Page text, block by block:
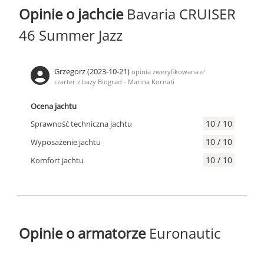
Opinie o jachcie Bavaria CRUISER
46 Summer Jazz
Grzegorz (2023-10-21) opinia zweryfikowana ✅
czarter z bazy Biograd - Marina Kornati
Ocena jachtu
Sprawność techniczna jachtu
10 / 10
Wyposażenie jachtu 10 / 10
Komfort jachtu 10 / 10
Opinie o armatorze Euronautic